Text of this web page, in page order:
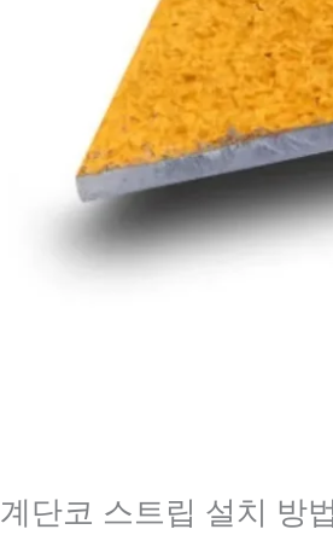
계단코 스트립 설치 방